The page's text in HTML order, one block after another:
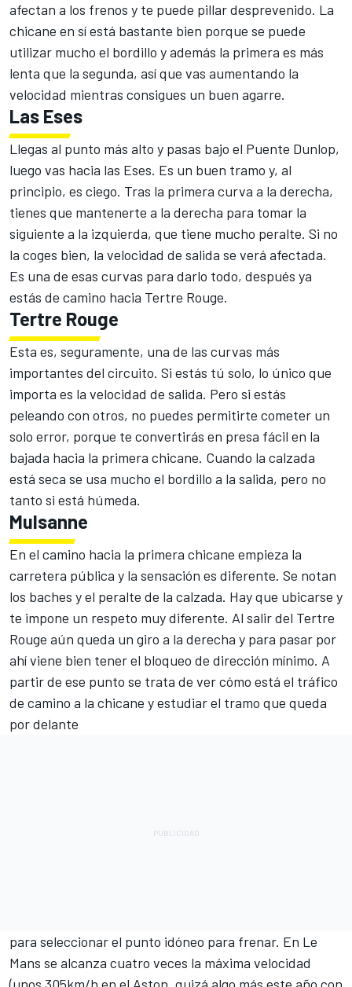
afectan a los frenos y te puede pillar desprevenido. La
chicane en sí está bastante bien porque se puede
utilizar mucho el bordillo y además la primera es más
lenta que la segunda, así que vas aumentando la
velocidad mientras consigues un buen agarre.
Las Eses
Llegas al punto más alto y pasas bajo el Puente Dunlop,
luego vas hacia las Eses. Es un buen tramo y, al
principio, es ciego. Tras la primera curva a la derecha,
tienes que mantenerte a la derecha para tomar la
siguiente a la izquierda, que tiene mucho peralte. Si no
la coges bien, la velocidad de salida se verá afectada.
Es una de esas curvas para darlo todo, después ya
estás de camino hacia Tertre Rouge.
Tertre Rouge
Esta es, seguramente, una de las curvas más
importantes del circuito. Si estás tú solo, lo único que
importa es la velocidad de salida. Pero si estás
peleando con otros, no puedes permitirte cometer un
solo error, porque te convertirás en presa fácil en la
bajada hacia la primera chicane. Cuando la calzada
está seca se usa mucho el bordillo a la salida, pero no
tanto si está húmeda.
Mulsanne
En el camino hacia la primera chicane empieza la
carretera pública y la sensación es diferente. Se notan
los baches y el peralte de la calzada. Hay que ubicarse y
te impone un respeto muy diferente. Al salir del Tertre
Rouge aún queda un giro a la derecha y para pasar por
ahí viene bien tener el bloqueo de dirección mínimo. A
partir de ese punto se trata de ver cómo está el tráfico
de camino a la chicane y estudiar el tramo que queda
por delante
para seleccionar el punto idóneo para frenar. En Le
Mans se alcanza cuatro veces la máxima velocidad